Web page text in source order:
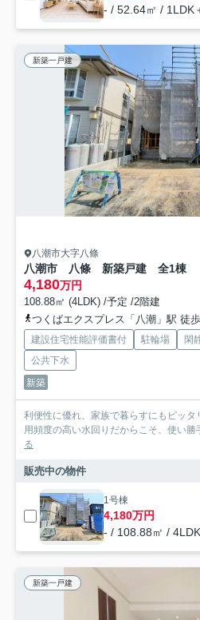
- / 52.64㎡ / 1LDK
新築一戸建
八潮市大字八條
八潮市 八條 新築戸建 全1棟
4,180万円
108.88㎡ (4LDK) /予定 /2階建
つくばエクスプレス「八潮」駅 徒
建設住宅性能評価書付 駐輪場 閑
公共下水
新築
利便性に優れ、家族で暮らすにもピッ
用頻度の高い水回りだからこそ、使い勝
る
販売中の物件
1号棟
4,180万円
- / 108.88㎡ / 4LDK
新築一戸建